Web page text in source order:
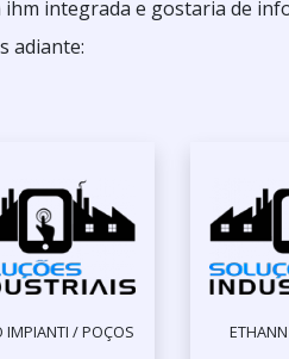
ihm integrada e gostaria de
adiante:
IMPIANTI / POÇOS